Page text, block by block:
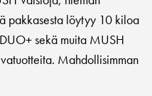
pakkasesta löytyy 10 kiloa
sekä muita MUSH
Mahdollisimman